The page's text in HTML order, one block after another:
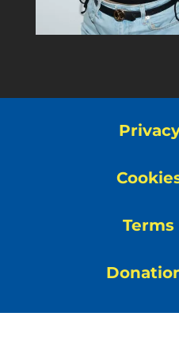
Terms